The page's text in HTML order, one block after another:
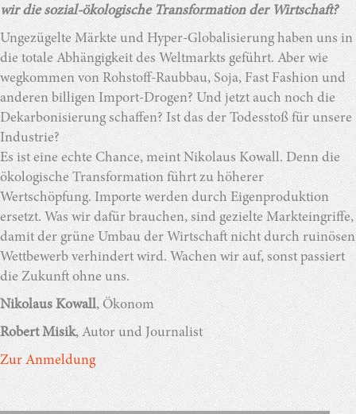
wir die sozial-ökologische Transformation der Wirtschaft?
Ungezügelte Märkte und Hyper-Globalisierung haben uns in
die totale Abhängigkeit des Weltmarkts geführt. Aber wie
wegkommen von Rohstoff-Raubbau, Soja, Fast Fashion und
anderen billigen Import-Drogen? Und jetzt auch noch die
Dekarbonisierung schaffen? Ist das der Todesstoß für unsere
Industrie?
Es ist eine echte Chance, meint Nikolaus Kowall. Denn die
ökologische Transformation führt zu höherer
Wertschöpfung. Importe werden durch Eigenproduktion
ersetzt. Was wir dafür brauchen, sind gezielte Markteingriffe,
damit der grüne Umbau der Wirtschaft nicht durch ruinösen
Wettbewerb verhindert wird. Wachen wir auf, sonst passiert
die Zukunft ohne uns.
Nikolaus Kowall, Ökonom
Robert Misik, Autor und Journalist
Zur Anmeldung